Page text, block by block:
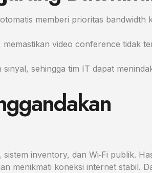
memberi prioritas bandwidth
video conference tidak
sehingga tim IT dapat
inventory, dan Wi‑Fi publik.
menikmati koneksi internet stabil.